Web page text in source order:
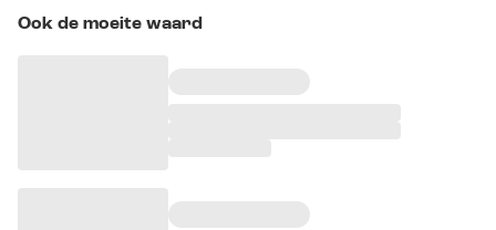
Ook de moeite waard